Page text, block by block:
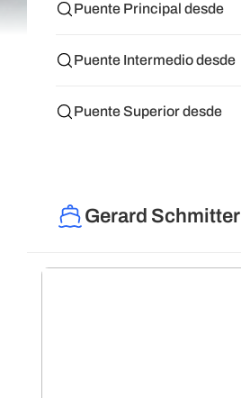
Puente Principal desde
Puente Intermedio desde
Puente Superior desde
Gerard Schmitter